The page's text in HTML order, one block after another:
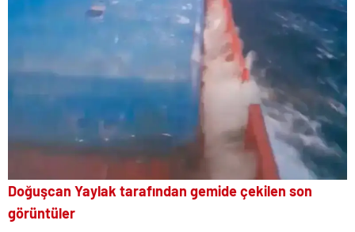
Doğuşcan Yaylak tarafından gemide çekilen son
görüntüler